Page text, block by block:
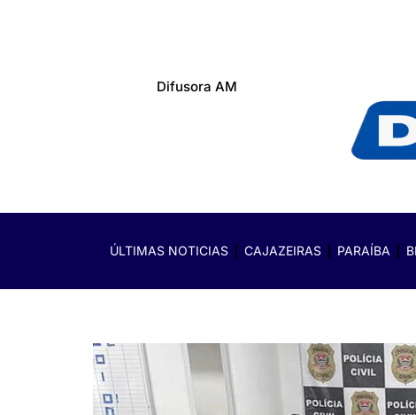
Difusora AM
ÚLTIMAS NOTICIAS CAJAZEIRAS PARAÍBA